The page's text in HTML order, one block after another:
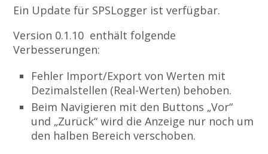
Ein Update für SPSLogger ist verfügbar.
Version 0.1.10 enthält folgende
Verbesserungen:
Fehler Import/Export von Werten mit
Dezimalstellen (Real-Werten) behoben.
Beim Navigieren mit den Buttons „Vor“
und „Zurück“ wird die Anzeige nur noch um
den halben Bereich verschoben.